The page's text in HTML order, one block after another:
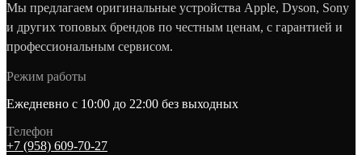
Мы предлагаем оригинальные устройства Apple, Dyson, Sony
и других топовых брендов по честным ценам, с гарантией и
профессиональным сервисом.
Режим работы
Ежедневно с 10:00 до 22:00 без выходных
Телефон
+7 (958) 609‑70‑27